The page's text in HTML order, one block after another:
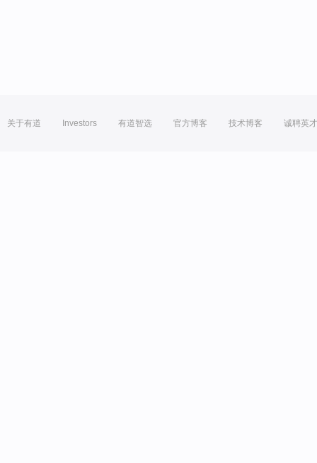
关于有道 Investors 有道智选 官方博客 技术博客 诚聘英才